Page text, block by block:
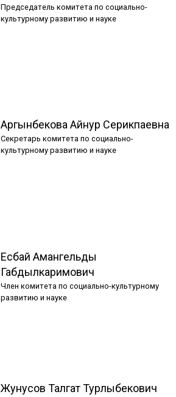
Председатель комитета по социально-
культурному развитию и науке
АргынбековаАйнур Серикпаевна
Секретарь комитета по социально-
культурному развитию и науке
Есбай Амангельды
Габдылкаримович
Член комитета по социально-культурному
развитию и науке
Жунусов ТалгатТурлыбекович